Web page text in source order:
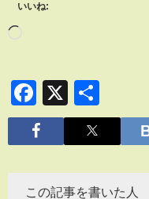
いいね:
Facebook
X
有
この記事を書いた人